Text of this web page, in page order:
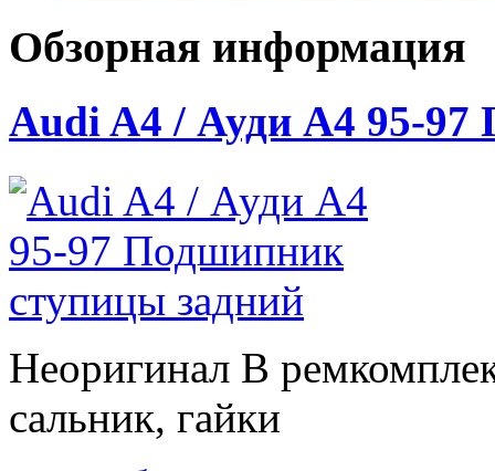
Обзорная информация
Audi A4 / Ауди А4 95-97
Неоригинал В
сальник, гайки